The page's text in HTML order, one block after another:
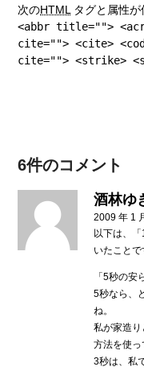
次のHTML タグと属性が
<abbr title="">
cite=""> <cite>
cite=""> <strike>
6件のコメント
酒林ゆ
2009 年 1
以下は、
いたことで
「5秒の安
5秒なら、
ね。
私が家造
方法を使っ
3秒は、私